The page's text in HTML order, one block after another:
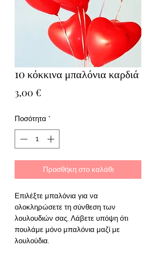
10 κόκκινα μπαλόνια καρδιά
3,00 €
Ποσότητα *
Προσθήκη στο καλάθι
Επιλέξτε μπαλόνια για να
ολοκληρώσετε τη σύνθεση των
λουλουδιών σας. Λάβετε υπόψη ότι
πουλάμε μόνο μπαλόνια μαζί με
λουλούδια.